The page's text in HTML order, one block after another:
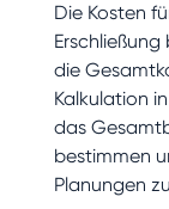
Die Kosten
die
Kalkulation
das
bestimmen
Planungen